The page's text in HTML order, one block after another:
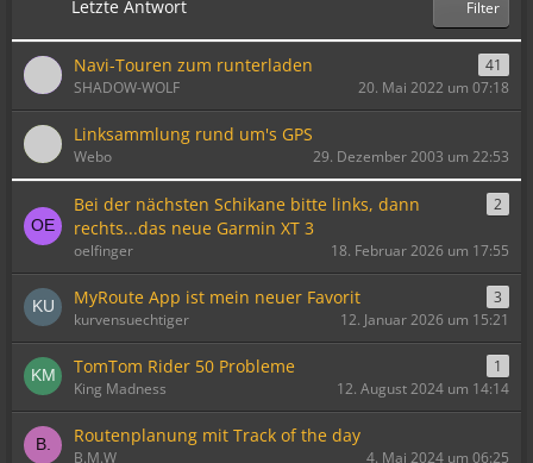
Letzte Antwort Filter
Navi-Touren zum runterladen
41
SHADOW-WOLF
20. Mai 2022 um 07:18
Linksammlung rund um's GPS
Webo 29. Dezember 2003 um 22:53
Bei der nächsten Schikane bitte links, dann
rechts...das neue Garmin XT 3
2
oelfinger 18. Februar 2026 um 17:55
MyRoute App ist mein neuer Favorit
3
kurvensuechtiger
12. Januar 2026 um 15:21
TomTom Rider 50 Probleme
1
King Madness
12. August 2024 um 14:14
Routenplanung mit Track of the day
B.M.W 4. Mai 2024 um 06:25